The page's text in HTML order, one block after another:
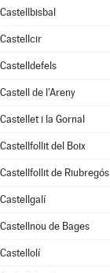
Castellbisbal
Castellcir
Castelldefels
Castell de l'Areny
Castellet i la Gornal
Castellfollit del Boix
Castellfollit de Riubregós
Castellgalí
Castellnou de Bages
Castellolí